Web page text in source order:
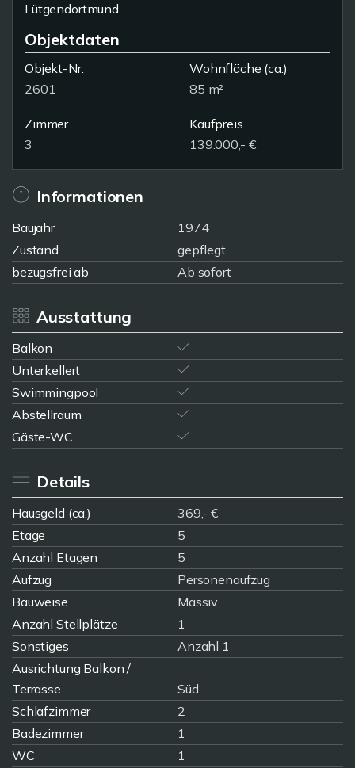
Lütgendortmund
Objektdaten
Objekt-Nr.
2601
Wohnfläche (ca.)
85 m²
Zimmer
3
Kaufpreis
139.000,- €
Informationen
Baujahr
1974
Zustand
gepflegt
bezugsfrei ab
Ab sofort
Ausstattung
Balkon
Unterkellert
Swimmingpool
Abstellraum
Gäste-WC
Details
Hausgeld (ca.)
369,- €
Etage
5
Anzahl Etagen
5
Aufzug
Personenaufzug
Bauweise
Massiv
Anzahl Stellplätze
1
Sonstiges
Anzahl 1
Ausrichtung Balkon /
Terrasse
Süd
Schlafzimmer
2
Badezimmer
1
WC
1